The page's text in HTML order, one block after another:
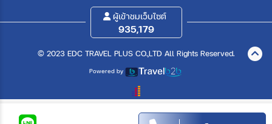
ผู้เข้าชมเว็บไซต์
935,179
© 2023 EDC TRAVEL PLUS CO.,LTD All Rights Reserved.
Powered by